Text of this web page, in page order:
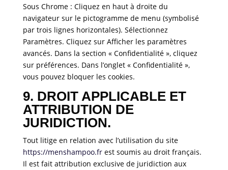
Sous Chrome : Cliquez en haut à droite du
navigateur sur le pictogramme de menu (symbolisé
par trois lignes horizontales). Sélectionnez
Paramètres. Cliquez sur Afficher les paramètres
avancés. Dans la section « Confidentialité », cliquez
sur préférences. Dans l’onglet « Confidentialité »,
vous pouvez bloquer les cookies.
9. DROIT APPLICABLE ET
ATTRIBUTION DE
JURIDICTION.
Tout litige en relation avec l’utilisation du site
https://menshampoo.fr est soumis au droit français.
Il est fait attribution exclusive de juridiction aux